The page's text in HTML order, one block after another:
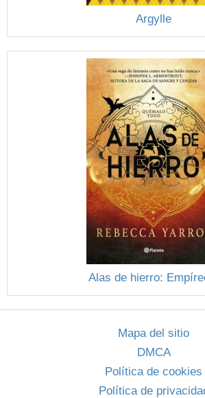
Argylle
Alas de hierro:
Mapa del sitio
DMCA
Política de cookies
Política de